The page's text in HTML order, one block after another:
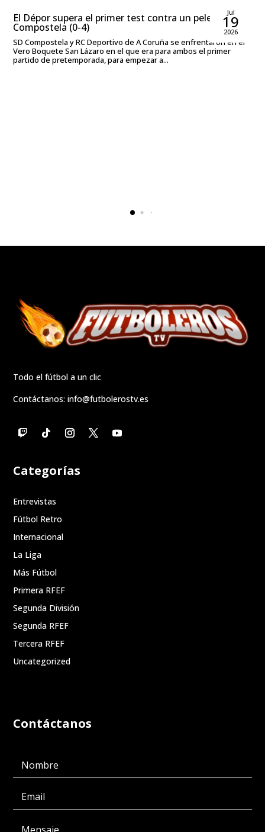
Rubén García Rodríguez Jul
19
2026
El Dépor supera el primer test contra un peleón
Compostela (0-4)
SD Compostela y RC Deportivo de A Coruña se enfrentaron en el
Vero Boquete San Lázaro en el que era para ambos el primer
partido de pretemporada, para empezar a...
Todo el fútbol a un clic
Contáctanos:info@futbolerostv.es
Categorías
Entrevistas
Fútbol Retro
Internacional
La Liga
Más Fútbol
Primera RFEF
Segunda División
Segunda RFEF
Tercera RFEF
Uncategorized
Contáctanos